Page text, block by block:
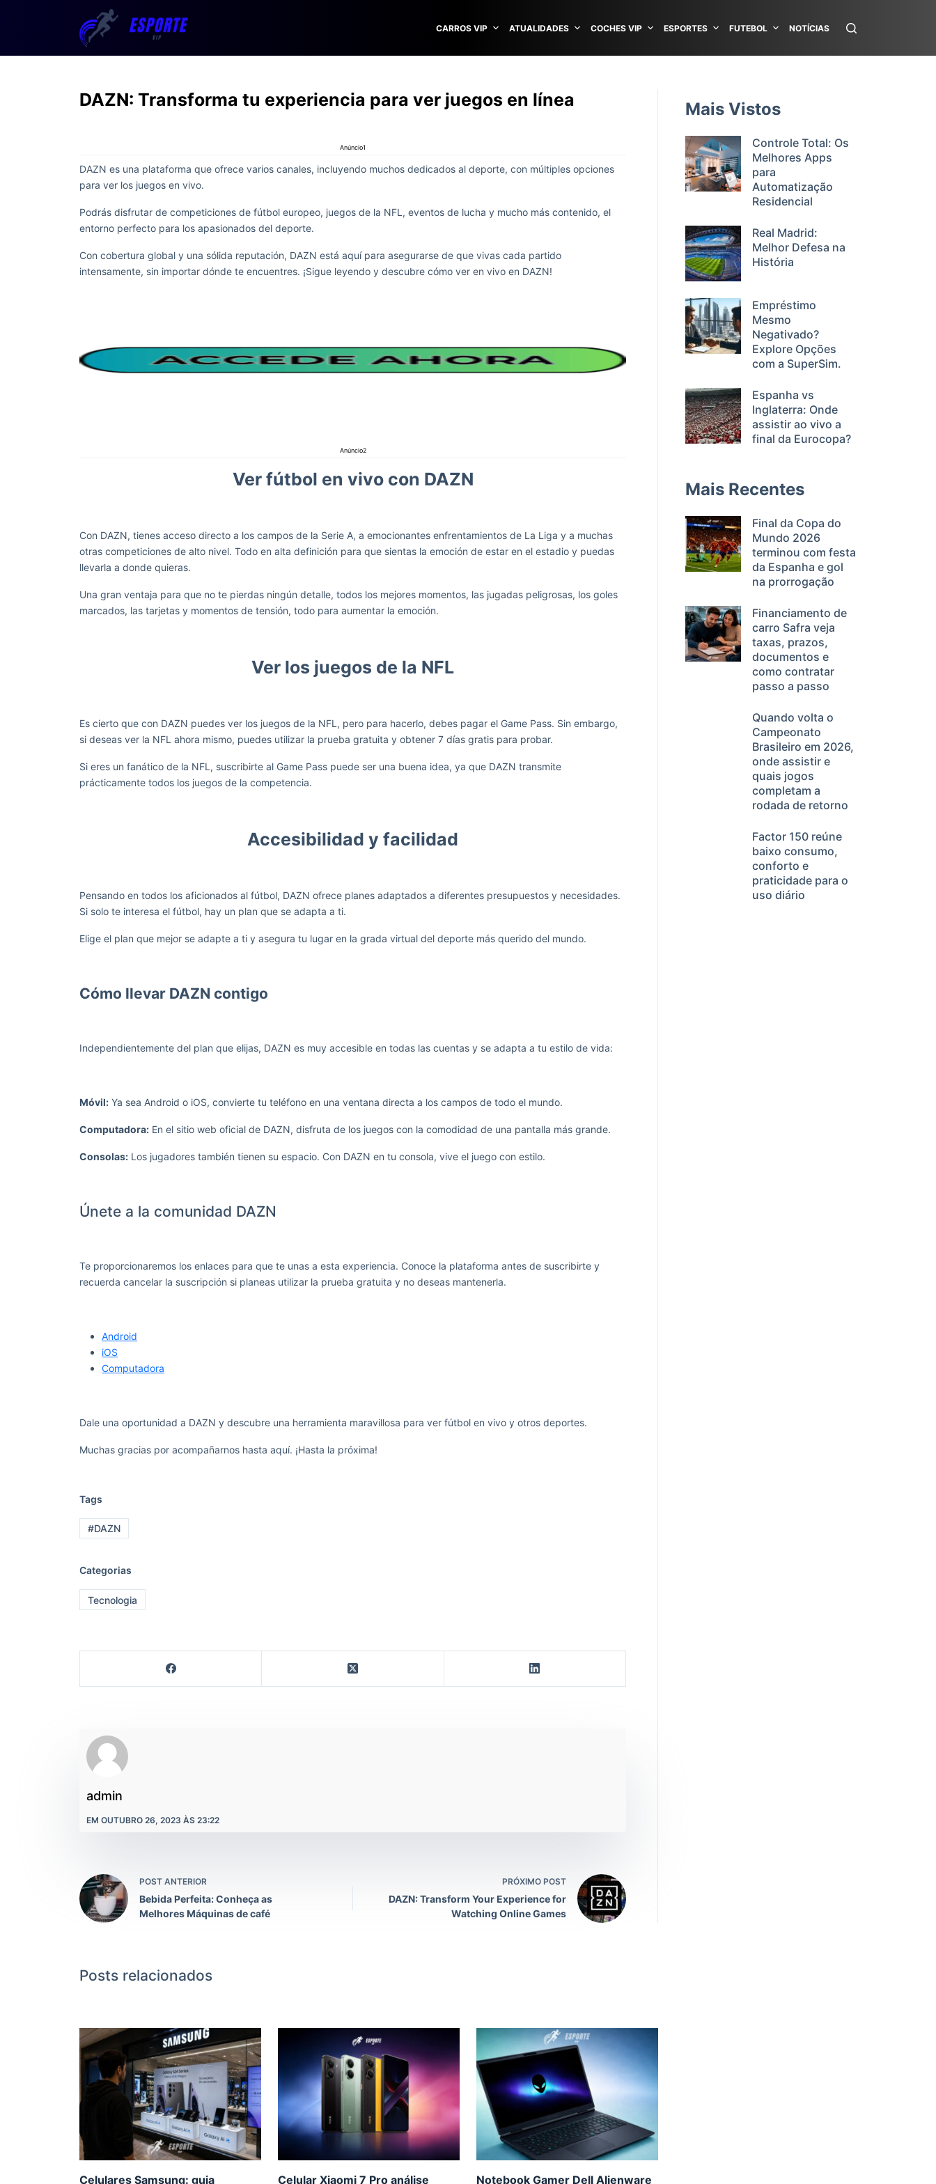
CARROS VIP ATUALIDADES COCHES VIP ESPORTES FUTEBOL NOTÍCIAS
DAZN: Transforma tu experiencia para ver juegos en línea
Anúncio1
DAZN es una plataforma que ofrece varios canales, incluyendo muchos dedicados al deporte, con múltiples opciones
para ver los juegos en vivo.
Podrás disfrutar de competiciones de fútbol europeo, juegos de la NFL, eventos de lucha y mucho más contenido, el
entorno perfecto para los apasionados del deporte.
Con cobertura global y una sólida reputación, DAZN está aquí para asegurarse de que vivas cada partido
intensamente, sin importar dónde te encuentres. ¡Sigue leyendo y descubre cómo ver en vivo en DAZN!
Anúncio2
Ver fútbol en vivo con DAZN
Con DAZN, tienes acceso directo a los campos de la Serie A, a emocionantes enfrentamientos de La Liga y a muchas
otras competiciones de alto nivel. Todo en alta definición para que sientas la emoción de estar en el estadio y puedas
llevarla a donde quieras.
Una gran ventaja para que no te pierdas ningún detalle, todos los mejores momentos, las jugadas peligrosas, los goles
marcados, las tarjetas y momentos de tensión, todo para aumentar la emoción.
Ver los juegos de la NFL
Es cierto que con DAZN puedes ver los juegos de la NFL, pero para hacerlo, debes pagar el Game Pass. Sin embargo,
si deseas ver la NFL ahora mismo, puedes utilizar la prueba gratuita y obtener 7 días gratis para probar.
Si eres un fanático de la NFL, suscribirte al Game Pass puede ser una buena idea, ya que DAZN transmite
prácticamente todos los juegos de la competencia.
Accesibilidad y facilidad
Pensando en todos los aficionados al fútbol, DAZN ofrece planes adaptados a diferentes presupuestos y necesidades.
Si solo te interesa el fútbol, hay un plan que se adapta a ti.
Elige el plan que mejor se adapte a ti y asegura tu lugar en la grada virtual del deporte más querido del mundo.
Cómo llevar DAZN contigo
Independientemente del plan que elijas, DAZN es muy accesible en todas las cuentas y se adapta a tu estilo de vida:
Móvil: Ya sea Android o iOS, convierte tu teléfono en una ventana directa a los campos de todo el mundo.
Computadora: En el sitio web oficial de DAZN, disfruta de los juegos con la comodidad de una pantalla más grande.
Consolas: Los jugadores también tienen su espacio. Con DAZN en tu consola, vive el juego con estilo.
Únete a la comunidad DAZN
Te proporcionaremos los enlaces para que te unas a esta experiencia. Conoce la plataforma antes de suscribirte y
recuerda cancelar la suscripción si planeas utilizar la prueba gratuita y no deseas mantenerla.
Android
iOS
Computadora
Dale una oportunidad a DAZN y descubre una herramienta maravillosa para ver fútbol en vivo y otros deportes.
Muchas gracias por acompañarnos hasta aquí. ¡Hasta la próxima!
Tags
#DAZN
Categorias
Tecnologia
admin
EM OUTUBRO 26, 2023 ÀS 23:22
POST ANTERIOR
Bebida Perfeita: Conheça as
Melhores Máquinas de café
PRÓXIMO POST
DAZN: Transform Your Experience for
Watching Online Games
Mais Vistos
Controle Total: Os
Melhores Apps
para
Automatização
Residencial
Real Madrid:
Melhor Defesa na
História
Empréstimo
Mesmo
Negativado?
Explore Opções
com a SuperSim.
Espanha vs
Inglaterra: Onde
assistir ao vivo a
final da Eurocopa?
Mais Recentes
Final da Copa do
Mundo 2026
terminou com festa
da Espanha e gol
na prorrogação
Financiamento de
carro Safra veja
taxas, prazos,
documentos e
como contratar
passo a passo
Quando volta o
Campeonato
Brasileiro em 2026,
onde assistir e
quais jogos
completam a
rodada de retorno
Factor 150 reúne
baixo consumo,
conforto e
praticidade para o
uso diário
Posts relacionados
Celulares Samsung: guia Celular Xiaomi 7 Pro análise Notebook Gamer Dell Alienware